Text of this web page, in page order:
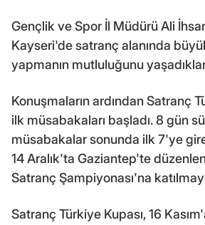
Gençlik ve Spor İl Müdürü Ali
Kayseri'de satranç alanında
yapmanın mutluluğunu
Konuşmaların ardından Satranç
ilk müsabakaları başladı. 8 gün
müsabakalar sonunda ilk 7'ye
14 Aralık'ta Gaziantep'te
Satranç Şampiyonası'na
Satranç Türkiye Kupası, 16